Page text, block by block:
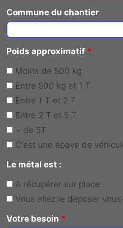
Commune du chantier
Poids approximatif *
Moins de 500 kg
Entre 500 kg et 1 T
Entre 1 T et 2 T
Entre 2 T et 5 T
+ de 5T
C'est une épave de
Le métal est :
A récupérer sur place
Vous allez le déposer
Votre besoin *